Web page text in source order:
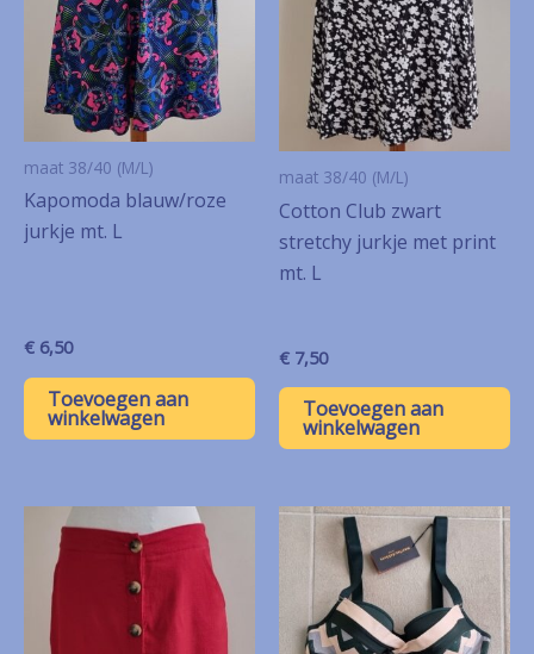
maat 38/40 (M/L)
Kapomoda blauw/roze
jurkje mt. L
€ 6,50
Toevoegen aan
winkelwagen
maat 38/40 (M/L)
Cotton Club zwart
stretchy jurkje met print
mt. L
€ 7,50
Toevoegen aan
winkelwagen